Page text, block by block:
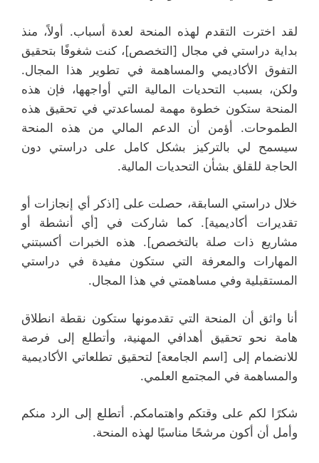
لقد اخترت التقدم لهذه المنحة لعدة أسباب. أولاً، منذ
بداية دراستي في مجال [التخصص]، كنت شغوفًا بتحقيق
التفوق الأكاديمي والمساهمة في تطوير هذا المجال.
ولكن، بسبب التحديات المالية التي أواجهها، فإن هذه
المنحة ستكون خطوة مهمة لمساعدتي في تحقيق هذه
الطموحات. أؤمن أن الدعم المالي من هذه المنحة
سيسمح لي بالتركيز بشكل كامل على دراستي دون
الحاجة للقلق بشأن التحديات المالية.
خلال دراستي السابقة، حصلت على [اذكر أي إنجازات أو
تقديرات أكاديمية]. كما شاركت في [أي أنشطة أو
مشاريع ذات صلة بالتخصص]. هذه الخبرات أكسبتني
المهارات والمعرفة التي ستكون مفيدة في دراستي
المستقبلية وفي مساهمتي في هذا المجال.
أنا واثق أن المنحة التي تقدمونها ستكون نقطة انطلاق
هامة نحو تحقيق أهدافي المهنية، وأتطلع إلى فرصة
للانضمام إلى [اسم الجامعة] لتحقيق تطلعاتي الأكاديمية
والمساهمة في المجتمع العلمي.
شكرًا لكم على وقتكم واهتمامكم. أتطلع إلى الرد منكم
وأمل أن أكون مرشحًا مناسبًا لهذه المنحة.